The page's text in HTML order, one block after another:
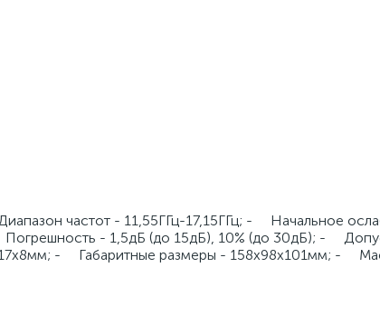
частот - 11,55ГГц-17,15ГГц; - Начальное
- 1,5дБ (до 15дБ), 10% (до 30дБ); -
- Габаритные размеры - 158х98х101мм; -